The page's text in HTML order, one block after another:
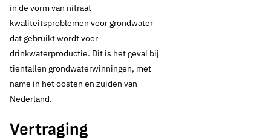
drinkwaterbedrijven
zien onvoldoende
perspectief
Thema's:
in de vorm van nitraat
kwaliteitsproblemen voor grondwater
dat gebruikt wordt voor
drinkwaterproductie. Dit is het geval bij
tientallen grondwaterwinningen, met
name in het oosten en zuiden van
Nederland.
Vertraging